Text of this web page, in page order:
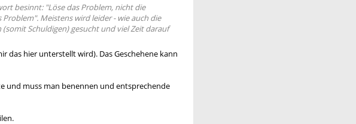
besinnt: "Löse das Problem, nicht die
Meistens wird leider - wie auch die
Schuldigen) gesucht und viel Zeit darauf
das hier unterstellt wird). Das Geschehene kann
und muss man benennen und entsprechende